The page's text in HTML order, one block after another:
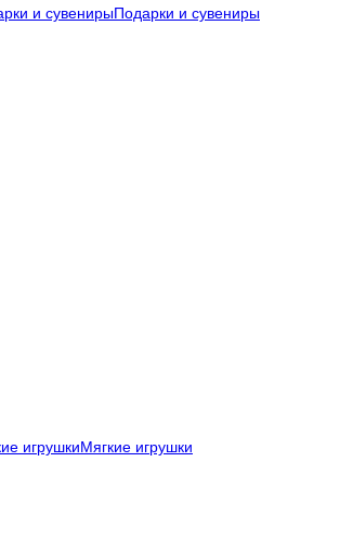
Подарки и сувениры
Мягкие игрушки